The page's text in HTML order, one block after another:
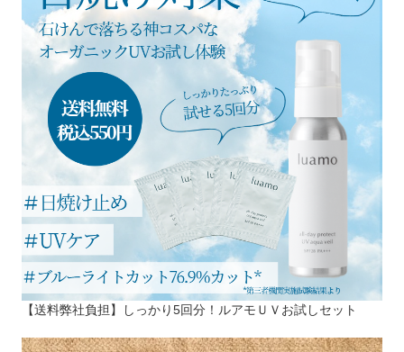
【送料弊社負担】しっかり5回分！ルアモＵＶお試しセット